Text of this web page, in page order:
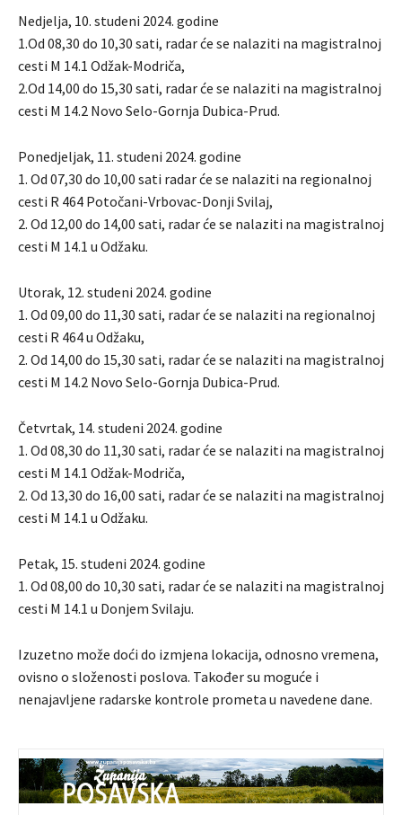
Nedjelja, 10. studeni 2024. godine
1.Od 08,30 do 10,30 sati, radar će se nalaziti na magistralnoj
cesti M 14.1 Odžak-Modriča,
2.Od 14,00 do 15,30 sati, radar će se nalaziti na magistralnoj
cesti M 14.2 Novo Selo-Gornja Dubica-Prud.
Ponedjeljak, 11. studeni 2024. godine
1. Od 07,30 do 10,00 sati radar će se nalaziti na regionalnoj
cesti R 464 Potočani-Vrbovac-Donji Svilaj,
2. Od 12,00 do 14,00 sati, radar će se nalaziti na magistralnoj
cesti M 14.1 u Odžaku.
Utorak, 12. studeni 2024. godine
1. Od 09,00 do 11,30 sati, radar će se nalaziti na regionalnoj
cesti R 464 u Odžaku,
2. Od 14,00 do 15,30 sati, radar će se nalaziti na magistralnoj
cesti M 14.2 Novo Selo-Gornja Dubica-Prud.
Četvrtak, 14. studeni 2024. godine
1. Od 08,30 do 11,30 sati, radar će se nalaziti na magistralnoj
cesti M 14.1 Odžak-Modriča,
2. Od 13,30 do 16,00 sati, radar će se nalaziti na magistralnoj
cesti M 14.1 u Odžaku.
Petak, 15. studeni 2024. godine
1. Od 08,00 do 10,30 sati, radar će se nalaziti na magistralnoj
cesti M 14.1 u Donjem Svilaju.
Izuzetno može doći do izmjena lokacija, odnosno vremena,
ovisno o složenosti poslova. Također su moguće i
nenajavljene radarske kontrole prometa u navedene dane.